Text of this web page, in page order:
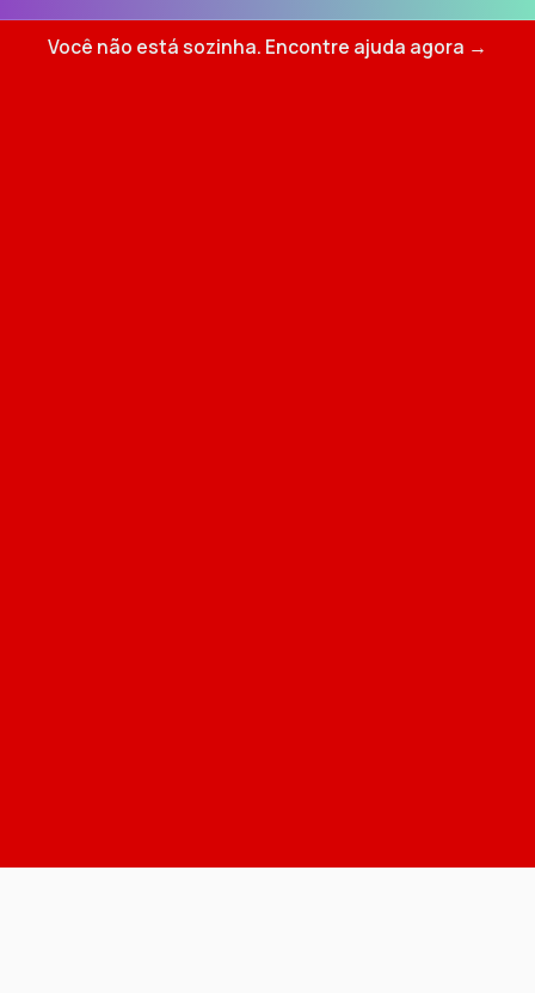
Você não está sozinha. Encontre ajuda agora →